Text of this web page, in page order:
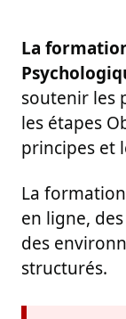
La
soutenir les
les étapes
principes et
La
en ligne,
des
structurés.